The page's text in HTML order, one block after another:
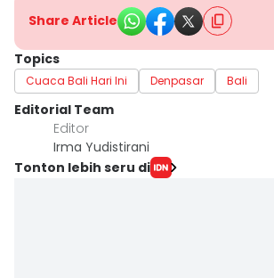
Share Article
Topics
Cuaca Bali Hari Ini Denpasar Bali
Editorial Team
Editor
Irma Yudistirani
Tonton lebih seru di